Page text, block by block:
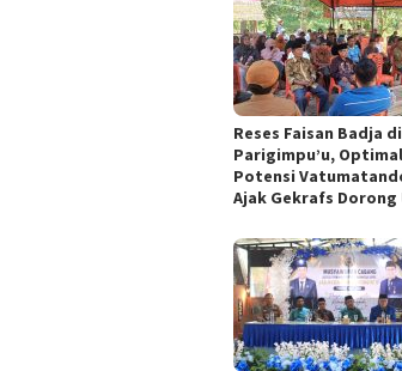
Reses Faisan Badja di
Parigimpu’u,
Potensi
Ajak Gekrafs Dorong